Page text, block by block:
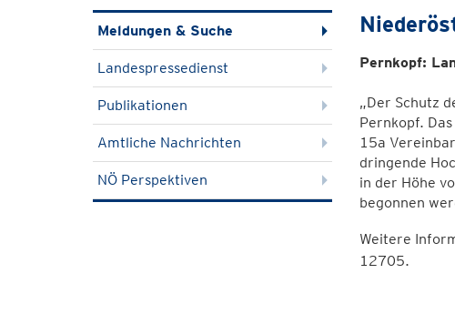
Meldungen & Suche
Landespressedienst
Publikationen
Amtliche Nachrichten
NÖ Perspektiven
Pernkopf:
„Der Schutz
Pernkopf.
15a
dringende
in der Höhe
begonnen
Weitere
12705.